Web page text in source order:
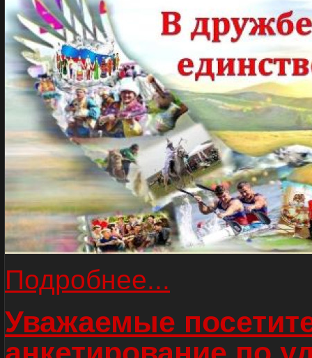
Подробнее...
Уважаемые